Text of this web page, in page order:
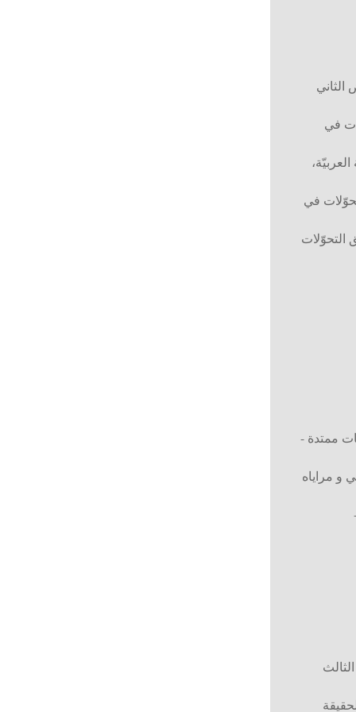
الثاني
في
في
التحوّلات
ممتدة -
و مراياه